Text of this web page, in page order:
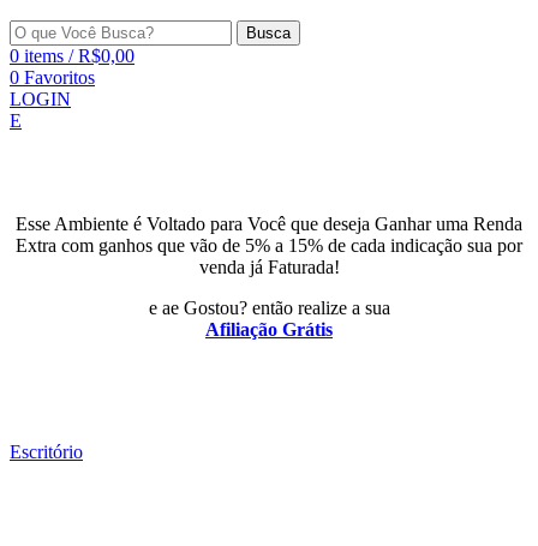
Busca
0 items / R$0,00
0 Favoritos
LOGIN
E
Esse Ambiente é Voltado para Você que deseja Ganhar uma Renda
Extra com ganhos que vão de 5% a 15% de cada indicação sua por
venda já Faturada!
e ae Gostou? então realize a sua
Afiliação Grátis
Escritório